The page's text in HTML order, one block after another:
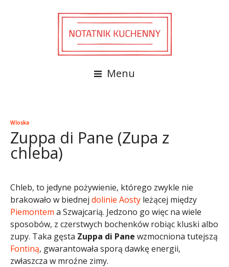
Menu
Włoska
Zuppa di Pane (Zupa z
chleba)
Chleb, to jedyne pożywienie, którego zwykle nie
brakowało w biednej dolinie Aosty leżącej między
Piemontem a Szwajcarią. Jedzono go więc na wiele
sposobów, z czerstwych bochenków robiąc kluski albo
zupy. Taka gęsta Zuppa di Pane wzmocniona tutejszą
Fontiną, gwarantowała sporą dawkę energii,
zwłaszcza w mroźne zimy.